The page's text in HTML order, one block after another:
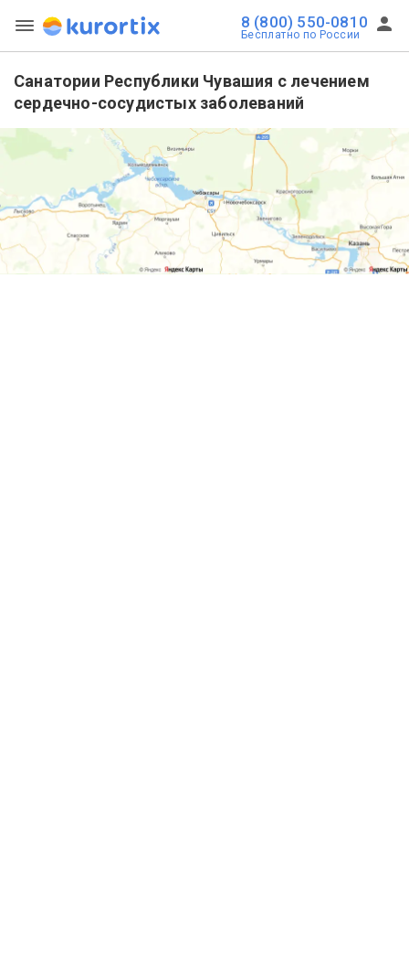
8 (800) 550-0810
Бесплатно по России
Санатории Республики Чувашия с лечением
сердечно-сосудистых заболеваний